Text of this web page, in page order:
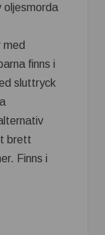
oljesmorda
med
finns i
sluttryck
brett
Finns i